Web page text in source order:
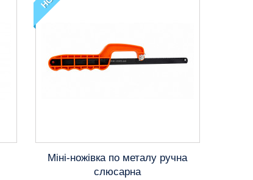
Міні-ножівка по металу ручна
слюсарна